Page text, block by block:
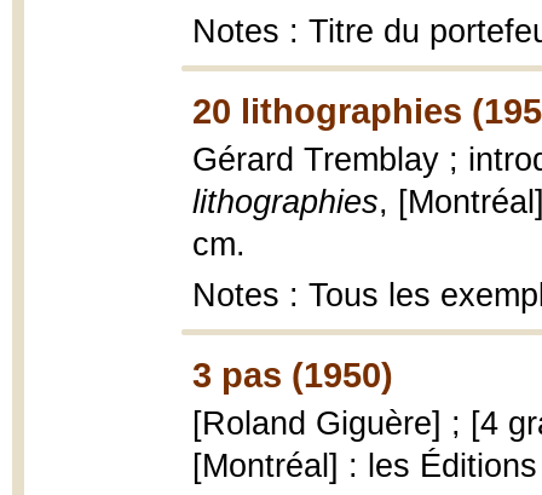
Notes : Titre du
20 lithographies
Gérard Tremblay ;
lithographies,
cm.
Notes : Tous les
3 pas (1950)
[Roland Giguère] ; [4
[Montréal] : les